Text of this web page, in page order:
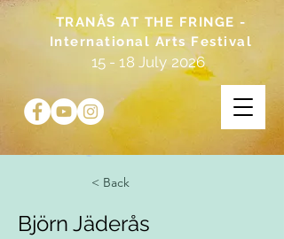
TRANÅS AT THE FRINGE -
International Arts Festival
15 - 18 July 2026
< Back
Björn Jäderås